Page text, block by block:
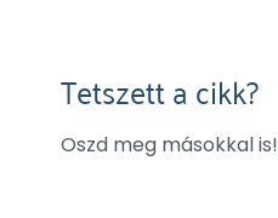
Tetszett a cikk?
Oszd meg másokkal is!